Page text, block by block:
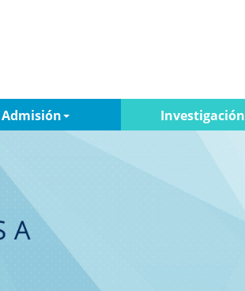
Admisión Investigación